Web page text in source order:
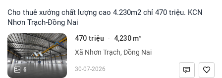
Cho thuê xưởng chất lượng cao 4.230m2 chỉ 470 triệu. KCN
Nhơn Trạch-Đồng Nai
6
470 triệu · 4,230 m²
Xã Nhơn Trạch, Đồng Nai
30-07-2026